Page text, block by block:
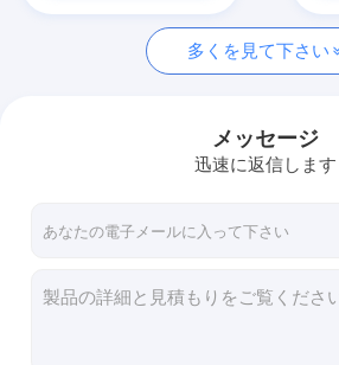
インバーター IGBT
高功率 IGBT
多くを見て下さい
メッセージ
迅速に返信します